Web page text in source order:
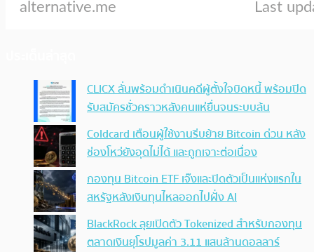
CLICX ลั่นพร้อมดำเนินคดีผู้ตั้งใจบิดหนี้ พร้อมปิด
รับสมัครชั่วคราวหลังคนแห่ยื่นจนระบบล้น
Coldcard เตือนผู้ใช้งานรีบย้าย Bitcoin ด่วน หลัง
ช่องโหว่ยังอุดไม่ได้ และถูกเจาะต่อเนื่อง
กองทุน Bitcoin ETF เจ๊งและปิดตัวเป็นแห่งแรกใน
สหรัฐหลังเงินทุนไหลออกไปฝั่ง AI
BlackRock ลุยเปิดตัว Tokenized สำหรับกองทุน
ตลาดเงินยุโรปมูลค่า 3.11 แสนล้านดอลลาร์